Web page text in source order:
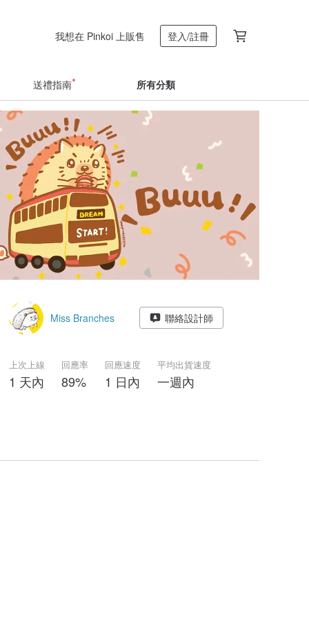
我想在 Pinkoi 上販售 登入/註冊
送禮指南 所有分類
Miss Branches 聯絡設計師
上次上線
1 天內
回應率
89%
回應速度
1 日內
平均出貨速度
一週內